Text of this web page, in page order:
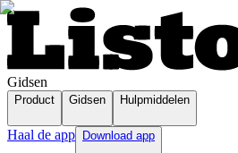
Gidsen
Product Gidsen Hulpmiddelen
Haal de app Download app